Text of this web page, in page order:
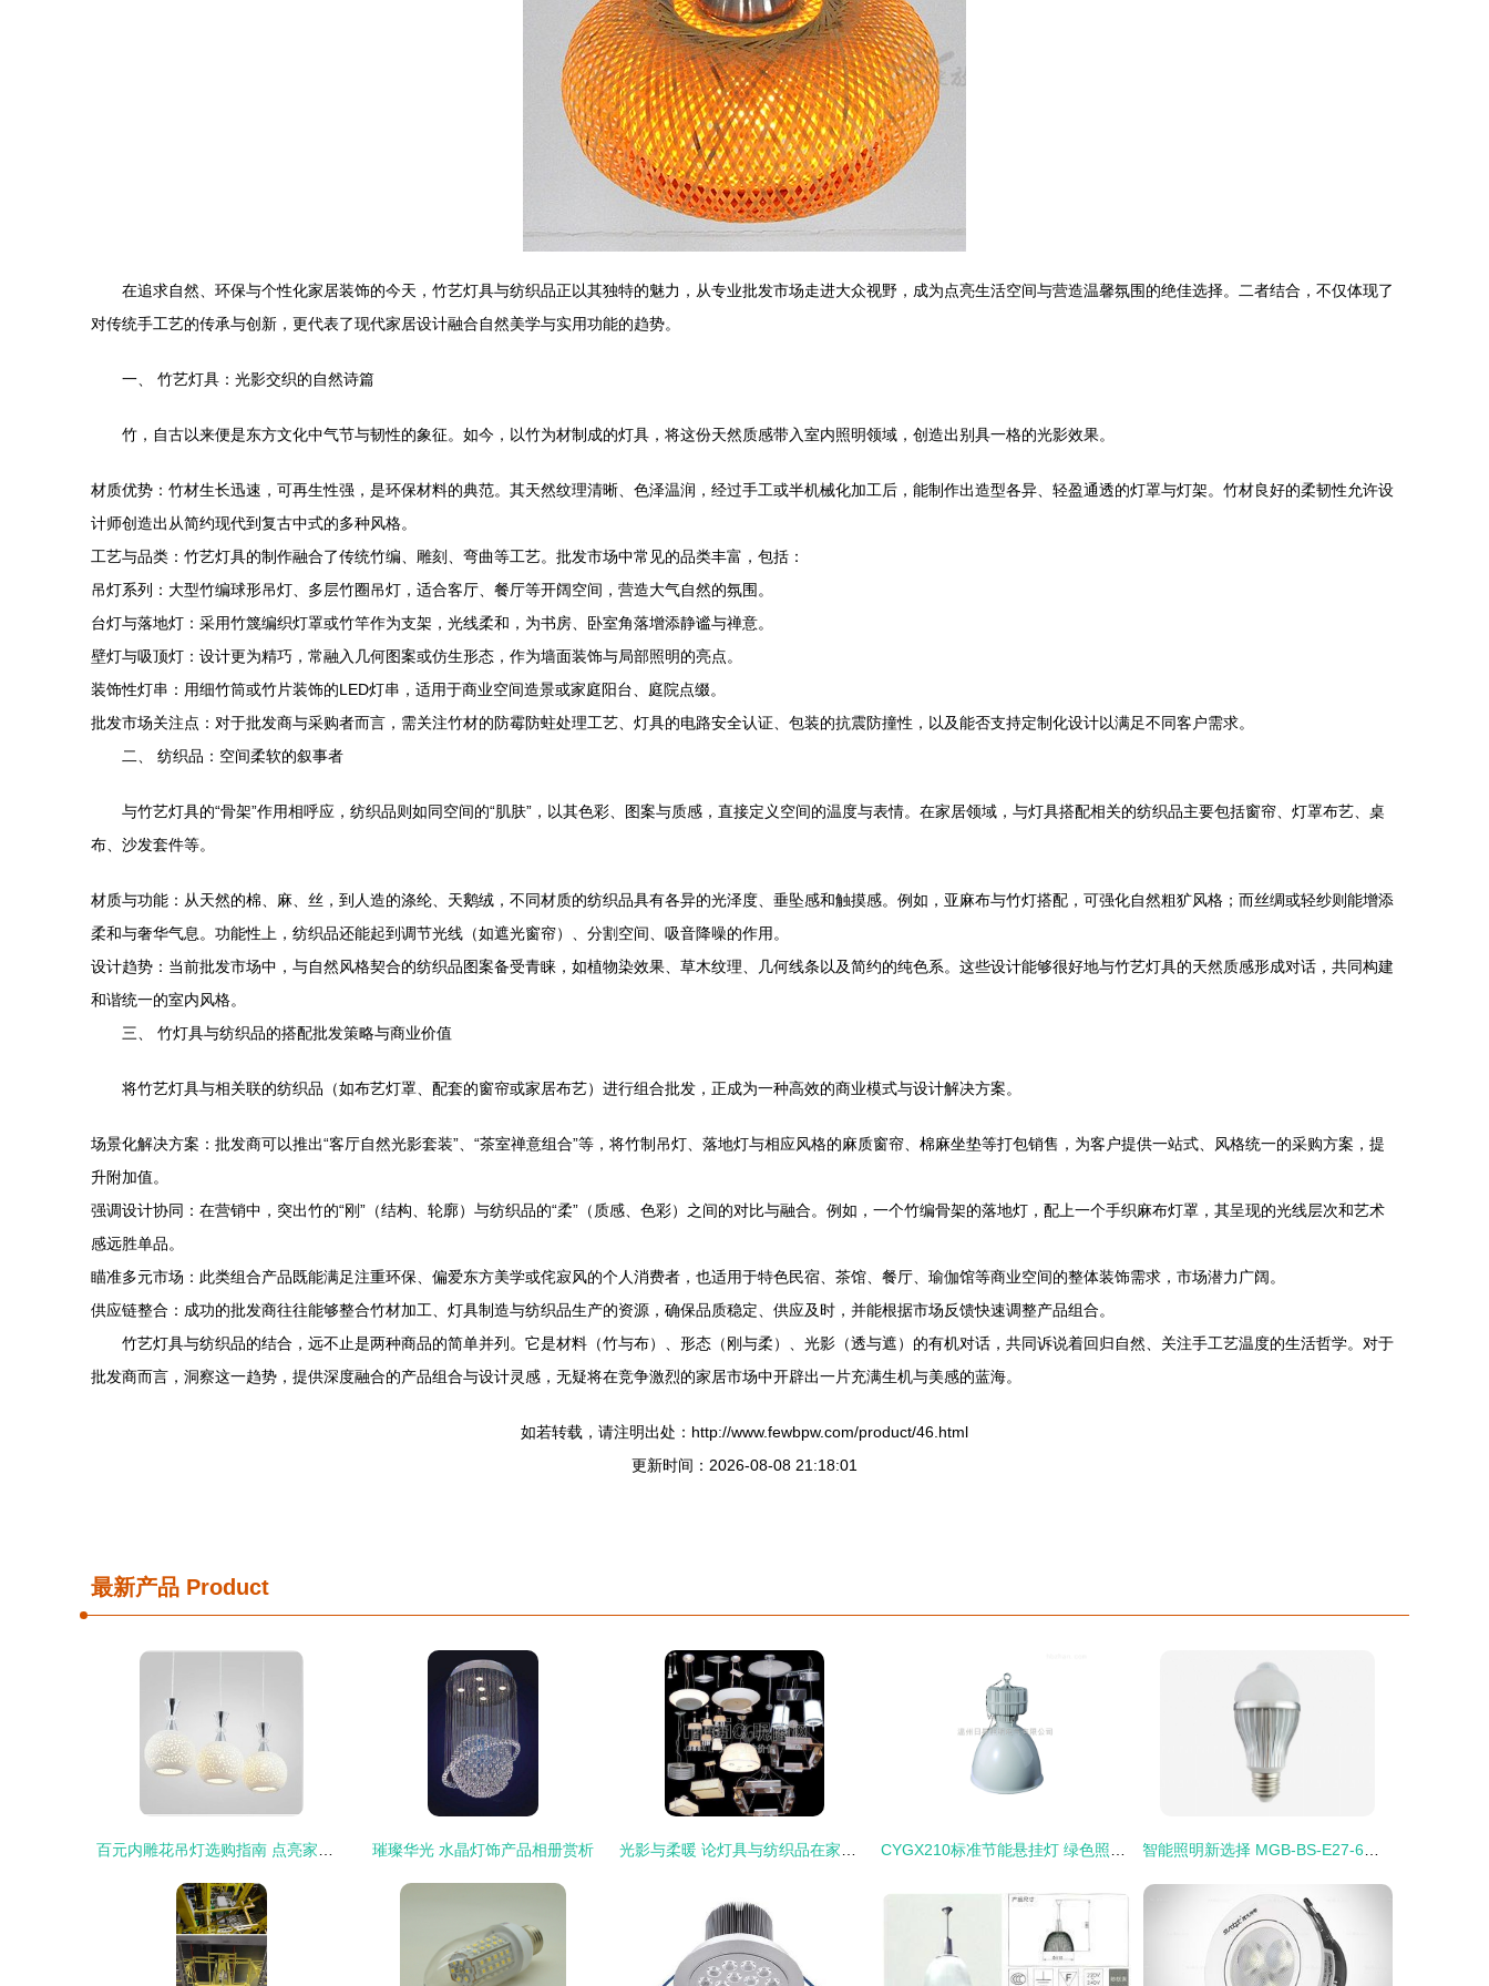
在追求自然、环保与个性化家居装饰的今天，竹艺灯具与纺织品正以其独特的魅力，从专业批发市场走进大众视野，成为点亮生活空间与营造温馨氛围的绝佳选择。二者结合，不仅体现了
对传统手工艺的传承与创新，更代表了现代家居设计融合自然美学与实用功能的趋势。
一、 竹艺灯具：光影交织的自然诗篇
竹，自古以来便是东方文化中气节与韧性的象征。如今，以竹为材制成的灯具，将这份天然质感带入室内照明领域，创造出别具一格的光影效果。
材质优势：竹材生长迅速，可再生性强，是环保材料的典范。其天然纹理清晰、色泽温润，经过手工或半机械化加工后，能制作出造型各异、轻盈通透的灯罩与灯架。竹材良好的柔韧性允许设
计师创造出从简约现代到复古中式的多种风格。
工艺与品类：竹艺灯具的制作融合了传统竹编、雕刻、弯曲等工艺。批发市场中常见的品类丰富，包括：
吊灯系列：大型竹编球形吊灯、多层竹圈吊灯，适合客厅、餐厅等开阔空间，营造大气自然的氛围。
台灯与落地灯：采用竹篾编织灯罩或竹竿作为支架，光线柔和，为书房、卧室角落增添静谧与禅意。
壁灯与吸顶灯：设计更为精巧，常融入几何图案或仿生形态，作为墙面装饰与局部照明的亮点。
装饰性灯串：用细竹筒或竹片装饰的LED灯串，适用于商业空间造景或家庭阳台、庭院点缀。
批发市场关注点：对于批发商与采购者而言，需关注竹材的防霉防蛀处理工艺、灯具的电路安全认证、包装的抗震防撞性，以及能否支持定制化设计以满足不同客户需求。
二、 纺织品：空间柔软的叙事者
与竹艺灯具的“骨架”作用相呼应，纺织品则如同空间的“肌肤”，以其色彩、图案与质感，直接定义空间的温度与表情。在家居领域，与灯具搭配相关的纺织品主要包括窗帘、灯罩布艺、桌
布、沙发套件等。
材质与功能：从天然的棉、麻、丝，到人造的涤纶、天鹅绒，不同材质的纺织品具有各异的光泽度、垂坠感和触摸感。例如，亚麻布与竹灯搭配，可强化自然粗犷风格；而丝绸或轻纱则能增添
柔和与奢华气息。功能性上，纺织品还能起到调节光线（如遮光窗帘）、分割空间、吸音降噪的作用。
设计趋势：当前批发市场中，与自然风格契合的纺织品图案备受青睐，如植物染效果、草木纹理、几何线条以及简约的纯色系。这些设计能够很好地与竹艺灯具的天然质感形成对话，共同构建
和谐统一的室内风格。
三、 竹灯具与纺织品的搭配批发策略与商业价值
将竹艺灯具与相关联的纺织品（如布艺灯罩、配套的窗帘或家居布艺）进行组合批发，正成为一种高效的商业模式与设计解决方案。
场景化解决方案：批发商可以推出“客厅自然光影套装”、“茶室禅意组合”等，将竹制吊灯、落地灯与相应风格的麻质窗帘、棉麻坐垫等打包销售，为客户提供一站式、风格统一的采购方案，提
升附加值。
强调设计协同：在营销中，突出竹的“刚”（结构、轮廓）与纺织品的“柔”（质感、色彩）之间的对比与融合。例如，一个竹编骨架的落地灯，配上一个手织麻布灯罩，其呈现的光线层次和艺术
感远胜单品。
瞄准多元市场：此类组合产品既能满足注重环保、偏爱东方美学或侘寂风的个人消费者，也适用于特色民宿、茶馆、餐厅、瑜伽馆等商业空间的整体装饰需求，市场潜力广阔。
供应链整合：成功的批发商往往能够整合竹材加工、灯具制造与纺织品生产的资源，确保品质稳定、供应及时，并能根据市场反馈快速调整产品组合。
竹艺灯具与纺织品的结合，远不止是两种商品的简单并列。它是材料（竹与布）、形态（刚与柔）、光影（透与遮）的有机对话，共同诉说着回归自然、关注手工艺温度的生活哲学。对于
批发商而言，洞察这一趋势，提供深度融合的产品组合与设计灵感，无疑将在竞争激烈的家居市场中开辟出一片充满生机与美感的蓝海。
如若转载，请注明出处：http://www.fewbpw.com/product/46.html
更新时间：2026-08-08 21:18:01
最新产品 Product
璀璨华光 水晶灯饰产品相册赏析